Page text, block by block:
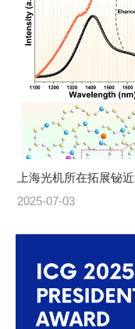
上海光机所在拓展铋
2025-07-03